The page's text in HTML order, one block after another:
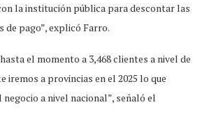
la institución pública para descontar las
de pago”, explicó Farro.
el momento a 3,468 clientes a nivel de
iremos a provincias en el 2025 lo que
a nivel nacional”, señaló el